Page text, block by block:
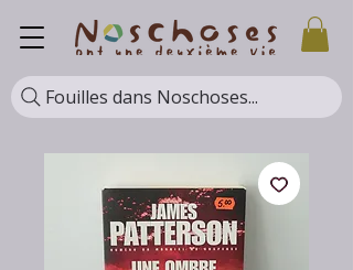
Fouilles dans Noschoses...